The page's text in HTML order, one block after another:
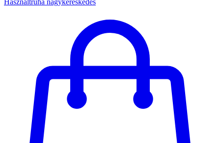
Használtruha nagykereskedés